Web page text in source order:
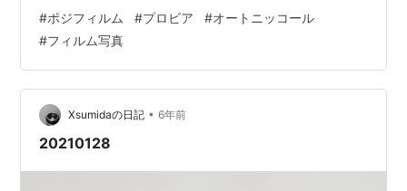
紹介した記憶。ポジだとごまかしが効かないぶん色が分
かりやすいかなと思うので、Nikkor-N.C Auto 35mm
f1.4 が黄変している話に繋げてしまいましょう。 Nikkor-
N.C Auto 35mm f1.4 は1971年3月発売。この真っ黒なデ
ザインからもわかるよう…
#ポジフィルム #プロビア #オートニッコール
#フィルム写真
Xsumidaの日記 • 6年前
20210128